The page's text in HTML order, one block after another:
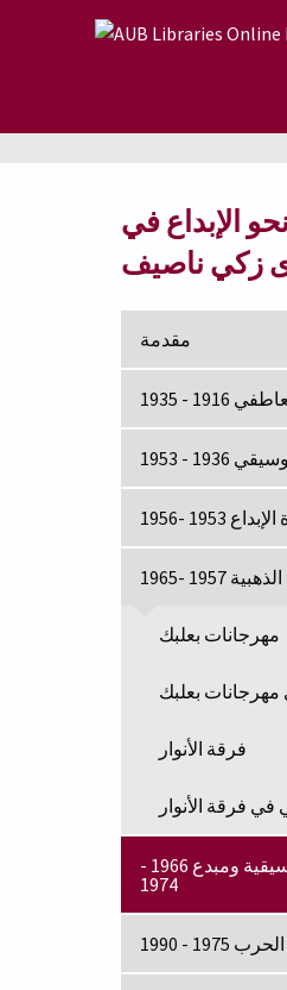
Skip to main content
الإبداع في
زكي ناصيف
مقدمة
- 1935
- 1953
1953 -1956
1957 -1965
مهرجانات بعلبك
مهرجانات بعلبك
فرقة الأنوار
في فرقة الأنوار
مؤسس مدرسة موسيقية ومبدع 1966 -
1974
- 1990